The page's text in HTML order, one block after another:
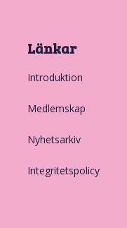
Länkar
Introduktion
Medlemskap
Nyhetsarkiv
Integritetspolicy